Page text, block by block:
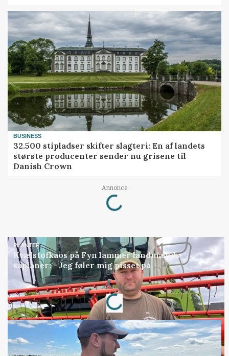
BUSINESS
32.500 stipladser skifter slagteri: En af landets
største producenter sender nu grisene til
Danish Crown
Annonce
Loading...
PLANTER
Kvælstofkaos på Fyn lammer landmænds
såplaner: - Jeg føler mig pisset på
Annonce
Loading...